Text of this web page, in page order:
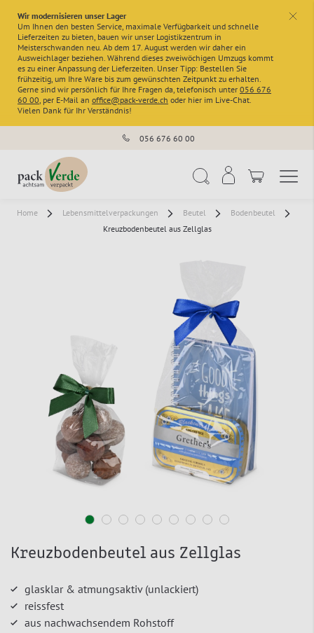
x
Wir modernisieren unser Lager
Um Ihnen den besten Service, maximale Verfügbarkeit und schnelle
Lieferzeiten zu bieten, bauen wir unser Logistikzentrum in
Meisterschwanden neu. Ab dem 17. August werden wir daher ein
Ausweichlager beziehen. Während dieses zweiwöchigen Umzugs kommt
es zu einer Anpassung der Lieferzeiten. Unser Tipp: Bestellen Sie
frühzeitig, um Ihre Ware bis zum gewünschten Zeitpunkt zu erhalten.
Gerne sind wir persönlich für Ihre Fragen da, telefonisch unter 056 676
60 00, per E-Mail an office@pack-verde.ch oder hier im Live-Chat.
Vielen Dank für Ihr Verständnis!
056 676 60 00
Home Lebensmittelverpackungen Beutel
Bodenbeutel
Kreuzbodenbeutel aus Zellglas
Kreuzbodenbeutel aus Zellglas
glasklar & atmungsaktiv (unlackiert)
reissfest
aus nachwachsendem Rohstoff